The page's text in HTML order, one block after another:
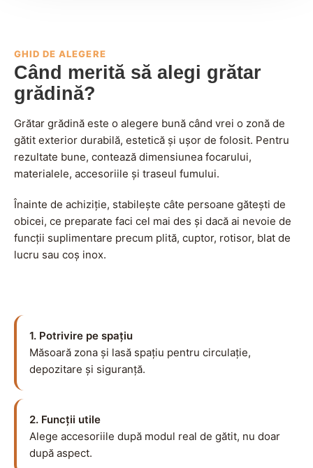
GHID DE ALEGERE
Când merită să alegi grătar
grădină?
Grătar grădină este o alegere bună când vrei o zonă de
gătit exterior durabilă, estetică și ușor de folosit. Pentru
rezultate bune, contează dimensiunea focarului,
materialele, accesoriile și traseul fumului.
Înainte de achiziție, stabilește câte persoane gătești de
obicei, ce preparate faci cel mai des și dacă ai nevoie de
funcții suplimentare precum plită, cuptor, rotisor, blat de
lucru sau coș inox.
1. Potrivire pe spațiu
Măsoară zona și lasă spațiu pentru circulație,
depozitare și siguranță.
2. Funcții utile
Alege accesoriile după modul real de gătit, nu doar
după aspect.